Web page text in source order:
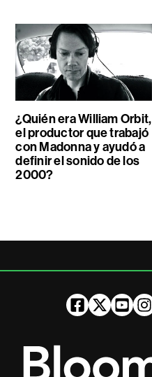
¿Quién era William Orbit,
el productor que trabajó
con Madonna y ayudó a
definir el sonido de los
2000?